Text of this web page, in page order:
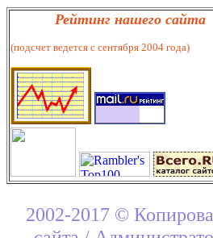
Рейтинг нашего сайта
(подсчет ведется с сентября 2004 года)
2002-2017 ©